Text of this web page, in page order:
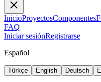
InicioProyectosComponentes
FAQ
Iniciar sesiónRegistrarse
Español
Türkçe English Deutsch